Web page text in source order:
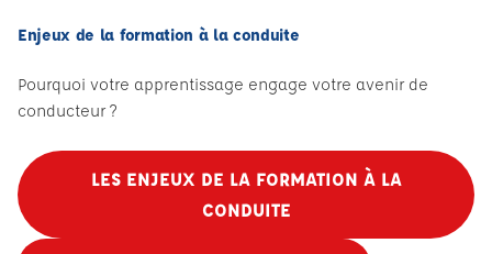
Enjeux de la formation à la conduite
Pourquoi votre apprentissage engage votre avenir de
conducteur ?
LES ENJEUX DE LA FORMATION À LA
CONDUITE